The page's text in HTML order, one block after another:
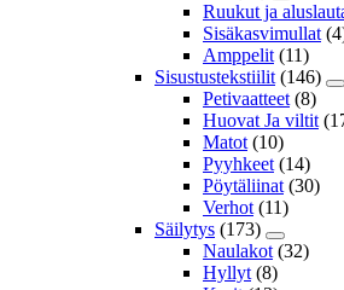
Ruukut ja
Sisäkasvimullat
Amppelit (11)
Sisustustekstiilit (146)
Petivaatteet (8)
Huovat Ja viltit
Matot (10)
Pyyhkeet (14)
Pöytäliinat (30)
Verhot (11)
Säilytys (173)
Naulakot (32)
Hyllyt (8)